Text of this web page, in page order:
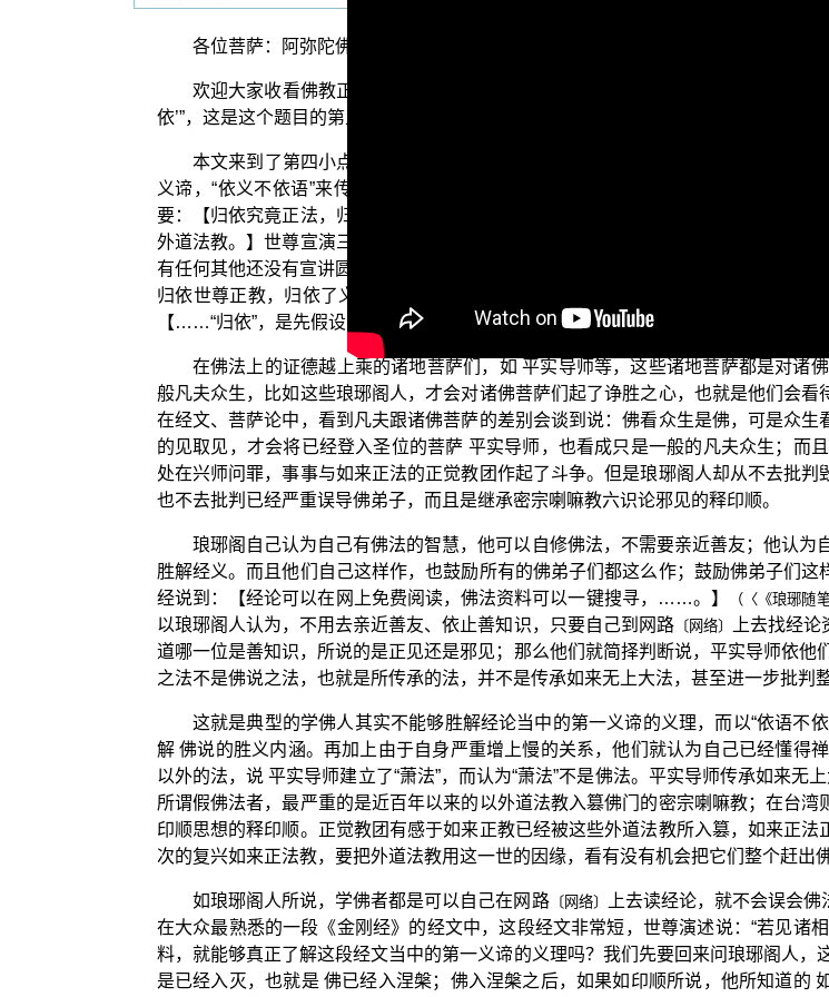
各位菩萨：阿弥陀佛！
欢迎大家收看佛教正觉同修会所为您制作的三乘菩提系列弘法节目，这个单元是
依’”，这是这个题目的第五集节目，也是最后一集节目。
本文来到了第四小点，来探讨琅琊阁是如何“依语不依义”而妄解了佛经的经文
义谛，“依义不依语”来传授“三归依”？我们再继续引用正觉“三归依”的仪轨文中的
要：【归依究竟正法，归依世尊正教：归依三乘通教解脱正道，归依大乘圆满佛菩
外道法教。】世尊宣演三乘菩提佛法，已经为这一界的众生圆满尽说整个大乘成佛
有任何其他还没有宣讲圆满的法，可以留给后代佛弟子或任何附佛外道继续去创见佛
归依世尊正教，归依了义诸经正义，永不信受外道法教”等等；这样的归依文，何来
【……“归依”，是先假设萧法＝佛法，以“萧法”为标杆“理解佛法”，……】
（〈《琅琊随
在佛法上的证德越上乘的诸地菩萨们，如 平实导师等，这些诸地菩萨都是对诸
般凡夫众生，比如这些琅琊阁人，才会对诸佛菩萨们起了诤胜之心，也就是他们会
在经文、菩萨论中，看到凡夫跟诸佛菩萨的差别会谈到说：佛看众生是佛，可是众
的见取见，才会将已经登入圣位的菩萨 平实导师，也看成只是一般的凡夫众生；而
处在兴师问罪，事事与如来正法的正觉教团作起了斗争。但是琅琊阁人却从不去批
也不去批判已经严重误导佛弟子，而且是继承密宗喇嘛教六识论邪见的释印顺。
琅琊阁自己认为自己有佛法的智慧，他可以自修佛法，不需要亲近善友；他认为
胜解经义。而且他们自己这样作，也鼓励所有的佛弟子们都这么作；鼓励佛弟子们
经说到：【经论可以在网上免费阅读，佛法资料可以一键搜寻，……。】
（〈《琅琊随
以琅琊阁人认为，不用去亲近善友、依止善知识，只要自己到网路〔网络〕
上去找经
道哪一位是善知识，所说的是正见还是邪见；那么他们就简择判断说，平实导师依
之法不是佛说之法，也就是所传承的法，并不是传承如来无上大法，甚至进一步批判
这就是典型的学佛人其实不能够胜解经论当中的第一义谛的义理，而以“依语不
解 佛说的胜义内涵。再加上由于自身严重增上慢的关系，他们就认为自己已经懂得
以外的法，说 平实导师建立了“萧法”，而认为“萧法”不是佛法。平实导师传承如来无
所谓假佛法者，最严重的是近百年以来的以外道法教入篡佛门的密宗喇嘛教；在台
印顺思想的释印顺。正觉教团有感于如来正教已经被这些外道法教所入篡，如来正
次的复兴如来正法教，要把外道法教用这一世的因缘，看有没有机会把它们整个赶出
如琅琊阁人所说，学佛者都是可以自己在网路〔网络〕
上去读经论，就不会误会
在大众最熟悉的一段《金刚经》的经文中，这段经文非常短，世尊演述说：“若见诸
料，就能够真正了解这段经文当中的第一义谛的义理吗？我们先要回来问琅琊阁人
是已经入灭，也就是 佛已经入涅槃；佛入涅槃之后，如果如印顺所说，他所知道的